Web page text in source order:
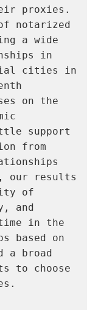
proxies.
notarized
a wide
in
cities in
on the
support
from
our results
of
and
in the
based on
a broad
to choose